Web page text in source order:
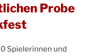
Probe
Spielerinnen und